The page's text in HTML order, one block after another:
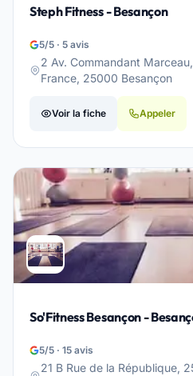
Steph Fitness - Besançon
5/5 · 5 avis
2 Av. Commandant
France, 25000 Besançon
Voir la fiche Appeler
So'Fitness Besançon -
5/5 · 15 avis
21 B Rue de la République,